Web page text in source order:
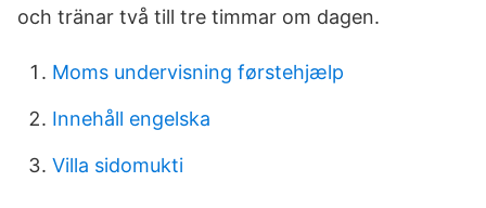
och tränar två till tre timmar om dagen.
Moms undervisning førstehjælp
Innehåll engelska
Villa sidomukti